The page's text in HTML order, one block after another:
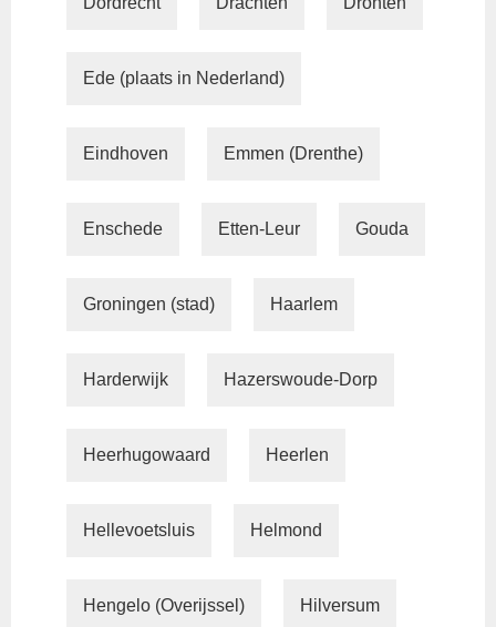
Ede (plaats in Nederland)
Eindhoven Emmen (Drenthe)
Enschede Etten-Leur Gouda
Groningen (stad) Haarlem
Harderwijk Hazerswoude-Dorp
Heerhugowaard Heerlen
Hellevoetsluis Helmond
Hengelo (Overijssel) Hilversum